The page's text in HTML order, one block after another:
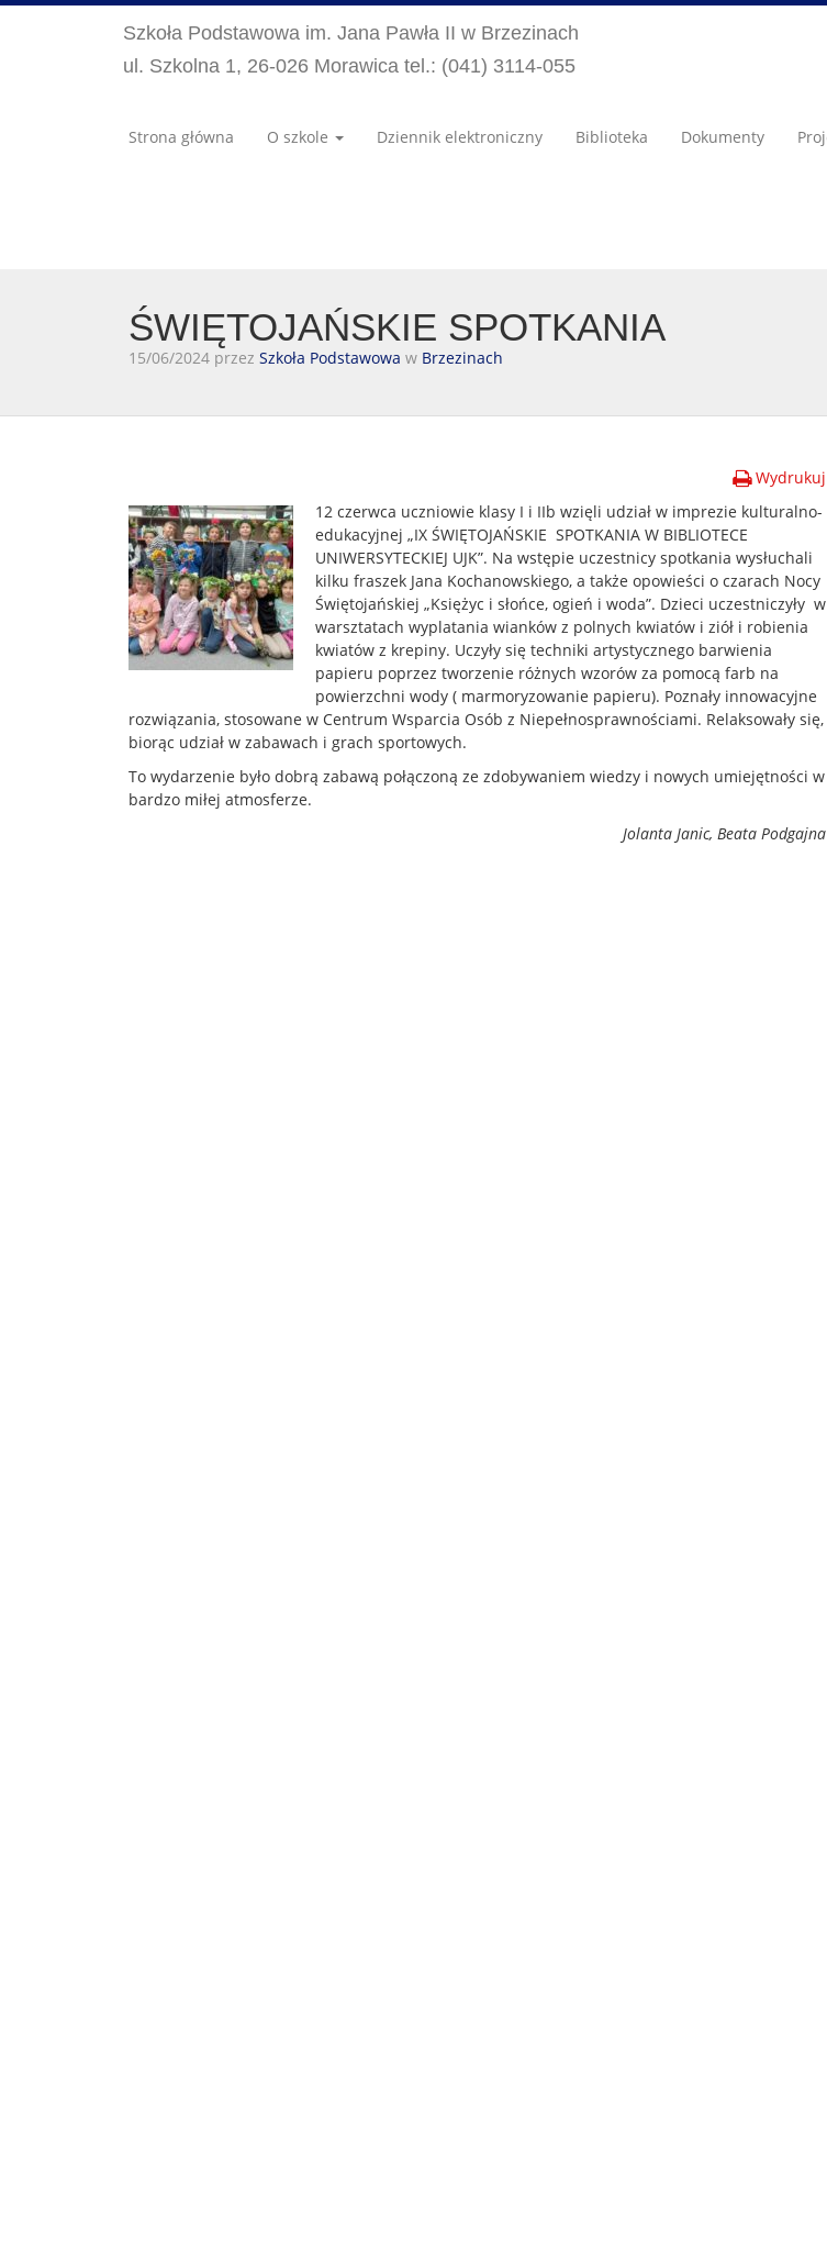
Szkoła Podstawowa im. Jana Pawła II w Brzezinach
ul. Szkolna 1, 26-026 Morawica tel.: (041) 3114-055
Strona główna O szkole Dziennik elektroniczny Biblioteka Dokumenty
ŚWIĘTOJAŃSKIE SPOTKANIA
15/06/2024 przez Szkoła Podstawowa w Brzezinach
Wydrukuj
12 czerwca uczniowie klasy I i IIb wzięli udział w imprezie kulturalno-
edukacyjnej „IX ŚWIĘTOJAŃSKIE SPOTKANIA W BIBLIOTECE
UNIWERSYTECKIEJ UJK”. Na wstępie uczestnicy spotkania wysłuchali
kilku fraszek Jana Kochanowskiego, a także opowieści o czarach Nocy
Świętojańskiej „Księżyc i słońce, ogień i woda”. Dzieci uczestniczyły w
warsztatach wyplatania wianków z polnych kwiatów i ziół i robienia
kwiatów z krepiny. Uczyły się techniki artystycznego barwienia
papieru poprzez tworzenie różnych wzorów za pomocą farb na
powierzchni wody ( marmoryzowanie papieru). Poznały innowacyjne
rozwiązania, stosowane w Centrum Wsparcia Osób z Niepełnosprawnościami. Relaksowały się,
biorąc udział w zabawach i grach sportowych.
To wydarzenie było dobrą zabawą połączoną ze zdobywaniem wiedzy i nowych umiejętności w
bardzo miłej atmosferze.
Jolanta Janic, Beata Podgajna